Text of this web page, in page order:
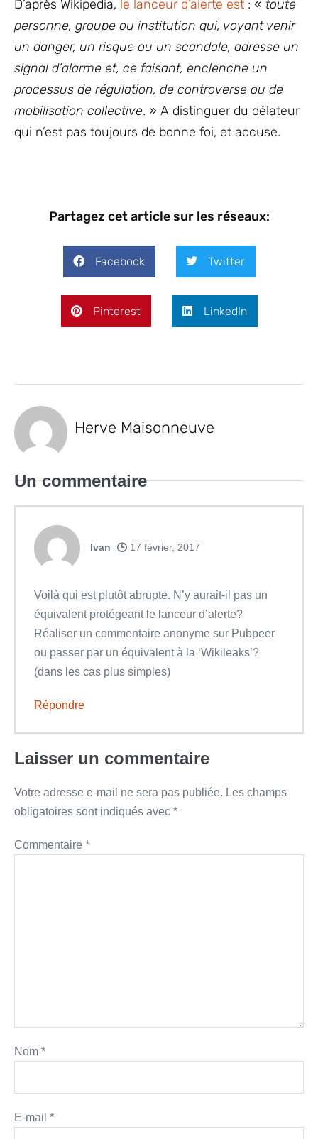
D’après Wikipedia, le lanceur d’alerte est : « toute
personne, groupe ou institution qui, voyant venir
un danger, un risque ou un scandale, adresse un
signal d’alarme et, ce faisant, enclenche un
processus de régulation, de controverse ou de
mobilisation collective. » A distinguer du délateur
qui n’est pas toujours de bonne foi, et accuse.
Partagez cet article sur les réseaux:
Facebook Twitter
Pinterest LinkedIn
Herve Maisonneuve
Uncommentaire
Ivan 17 février, 2017
Voilà qui est plutôt abrupte. N’y aurait-il pas un
équivalent protégeant le lanceur d’alerte?
Réaliser un commentaire anonyme sur Pubpeer
ou passer par un équivalent à la ‘Wikileaks’?
(dans les cas plus simples)
Répondre
Laisser un commentaire
Votre adresse e-mail ne sera pas publiée. Les champs
obligatoires sont indiqués avec *
Commentaire *
Nom *
E-mail *